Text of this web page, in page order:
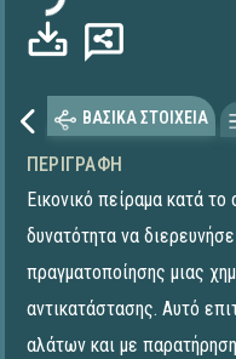
ΒΑΣΙΚΑ ΣΤΟΙΧΕΙΑ
ΠΕΡΙΓΡΑΦΉ
Εικονικό πείραμα κατά
δυνατότητα να
πραγματοποίησης μιας
αντικατάστασης. Αυτό
αλάτων και με